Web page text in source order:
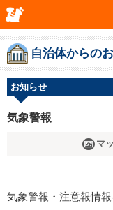
自治体からの
お知らせ
気象警報
マ
気象警報・注意報情報